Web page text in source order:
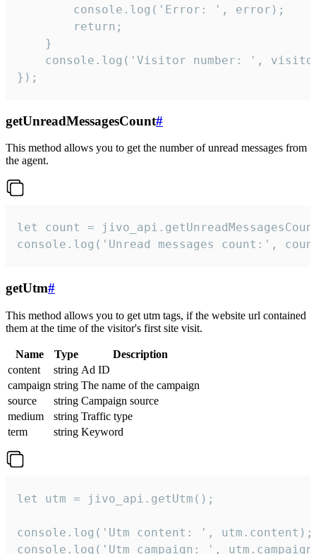
        console.log('Error: ', error);
        return;
    }
console.log('Visitor number: ',
});
getUnreadMessagesCount#
This method allows you to get the number of unread messages from
the agent.
let count =
console.log('Unread messages count:',
getUtm#
This method allows you to get utm tags, if the website url contained
them at the time of the visitor's first site visit.
Name Type
Description
content
string Ad ID
campaign string The name of the campaign
source
string Campaign source
medium
string Traffic type
term
string Keyword
let utm = jivo_api.getUtm();
console.log('Utm content: ', utm.content);
console.log('Utm campaign: ',